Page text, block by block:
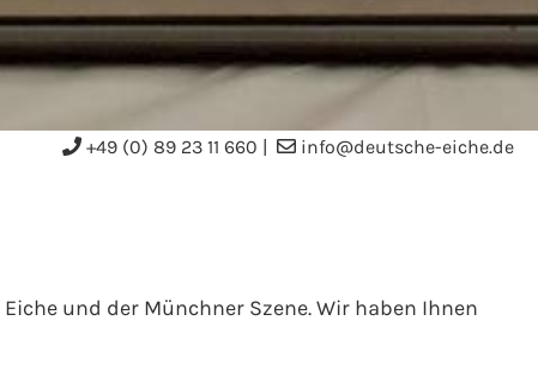
+49 (0) 89 23 11 660 | info@deutsche-eiche.de
und der Münchner Szene. Wir haben Ihnen